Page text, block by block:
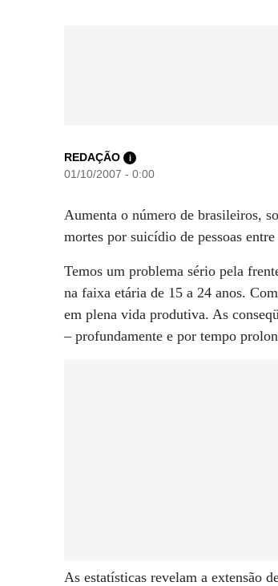
REDAÇÃO i
01/10/2007 - 0:00
Aumenta o número de brasileiros,
mortes por suicídio de pessoas
Temos um problema sério pela
na faixa etária de 15 a 24 anos.
em plena vida produtiva. As
– profundamente e por tempo
As estatísticas revelam a extensão